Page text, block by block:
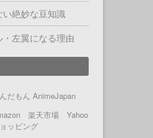
絶妙な豆知識
左翼になる理由
だもん AnimeJapan
楽天市場
Yahoo
ッピング